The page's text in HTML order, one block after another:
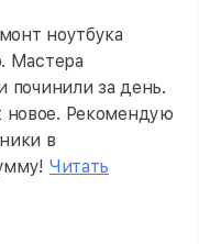
ноутбука
Мастера
починили за день.
новое. Рекомендую
в
Читать